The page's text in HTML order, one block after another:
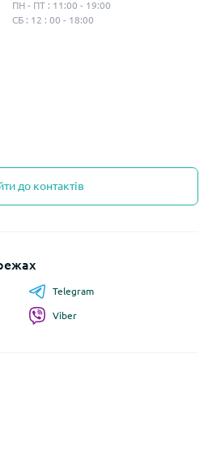
ПН - ПТ : 11:00 - 19:00
СБ : 12 : 00 - 18:00
до контактів
Telegram
Viber